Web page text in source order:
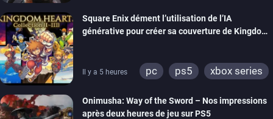
Square Enix dément l’utilisation de l’IA
générative pour créer sa couverture de Kingdom
Il y a 5 heures pc ps5
xbox series
Onimusha: Way of the Sword – Nos impressions
après deux heures de jeu sur PS5